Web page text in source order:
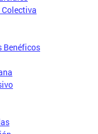
Benéficos